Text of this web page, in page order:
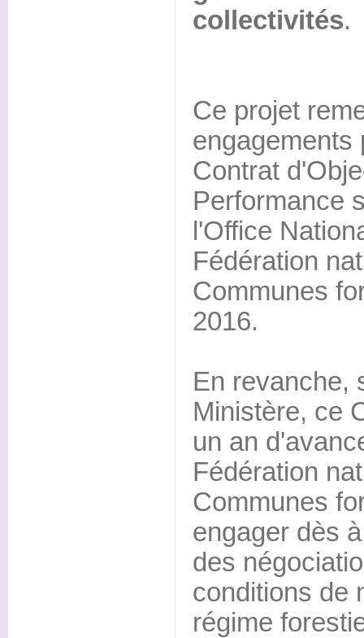
collectivités.
Ce projet
engagements
Contrat
Performance
l'Office
Fédération
Communes
2016.
En revanche,
Ministère, ce
un an
Fédération
Communes
engager dès
des
conditions de
régime